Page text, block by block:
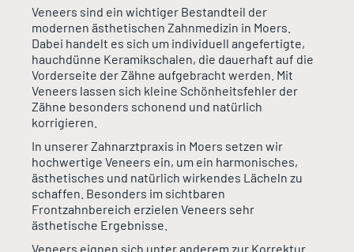
Veneers sind ein wichtiger Bestandteil der
modernen ästhetischen Zahnmedizin in Moers.
Dabei handelt es sich um individuell angefertigte,
hauchdünne Keramikschalen, die dauerhaft auf die
Vorderseite der Zähne aufgebracht werden. Mit
Veneers lassen sich kleine Schönheitsfehler der
Zähne besonders schonend und natürlich
korrigieren.
In unserer Zahnarztpraxis in Moers setzen wir
hochwertige Veneers ein, um ein harmonisches,
ästhetisches und natürlich wirkendes Lächeln zu
schaffen. Besonders im sichtbaren
Frontzahnbereich erzielen Veneers sehr
ästhetische Ergebnisse.
Veneers eignen sich unter anderem zur Korrektur